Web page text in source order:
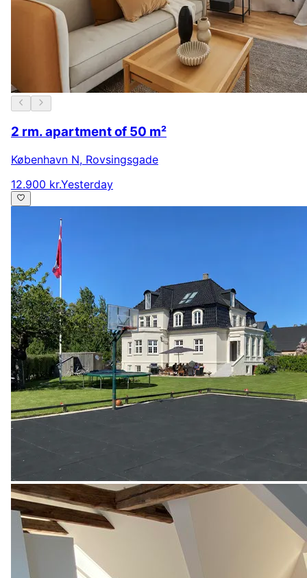
2 rm. apartment of 50 m²
København N, Rovsingsgade
12.900 kr.Yesterday